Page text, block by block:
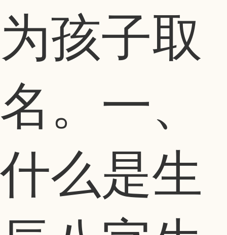
为孩子取
名。一、
什么是生